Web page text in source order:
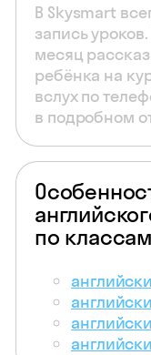
В Skysmart
запись
месяц
ребёнка на
вслух по
в подробном
по классам